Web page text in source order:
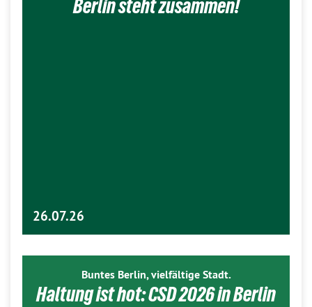
Berlin steht zusammen!
26.07.26
Buntes Berlin, vielfältige Stadt.
Haltung ist hot: CSD 2026 in Berlin